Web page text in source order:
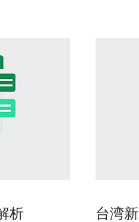
析
台湾